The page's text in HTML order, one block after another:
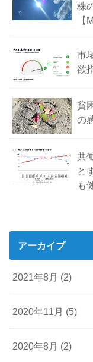
株
【
市
欲
貧
の
共
と
も
アーカイブ
2021年8月 (2)
2020年11月 (5)
2020年8月 (2)